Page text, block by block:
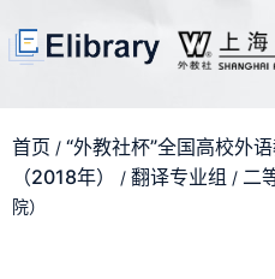
首页 / “外教社杯”全国高校外
（2018年）
/ 翻译专业组 / 二
院）